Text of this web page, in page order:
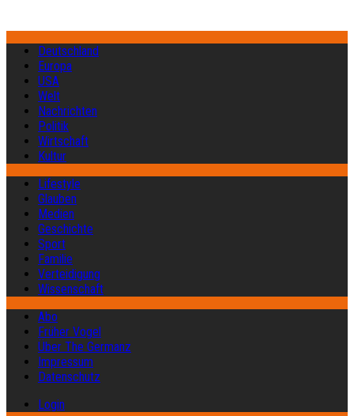
Deutschland
Europa
USA
Welt
Nachrichten
Politik
Wirtschaft
Kultur
Lifestyle
Glauben
Medien
Geschichte
Sport
Familie
Verteidigung
Wissenschaft
Abo
Früher Vogel
Über The Germanz
Impressum
Datenschutz
Login